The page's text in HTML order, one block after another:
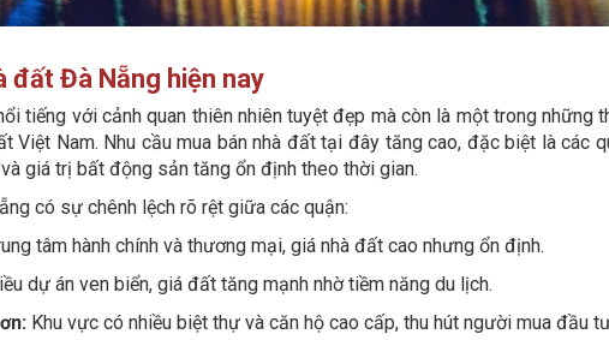
đất Đà Nẵng hiện nay
tiếng với cảnh quan thiên nhiên tuyệt đẹp mà còn là một trong những
Việt Nam. Nhu cầu mua bán nhà đất tại đây tăng cao, đặc biệt là các
giá trị bất động sản tăng ổn định theo thời gian.
có sự chênh lệch rõ rệt giữa các quận:
tâm hành chính và thương mại, giá nhà đất cao nhưng ổn định.
dự án ven biển, giá đất tăng mạnh nhờ tiềm năng du lịch.
Khu vực có nhiều biệt thự và căn hộ cao cấp, thu hút người mua đầu